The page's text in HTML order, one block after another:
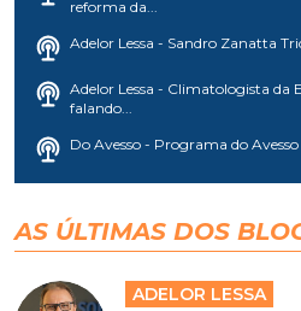
reforma da...
Adelor Lessa - Sandro Zanatta
Adelor Lessa - Climatologista da
falando...
Do Avesso - Programa do
AS ÚLTIMAS DOS
ADELOR LESSA